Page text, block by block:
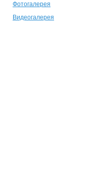
Фотогалерея
Видеогалерея